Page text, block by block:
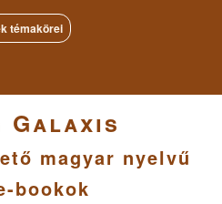
témakörei
Galaxis
magyar nyelvű
bookok